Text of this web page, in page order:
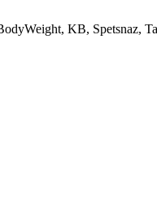
KB, Spetsnaz,